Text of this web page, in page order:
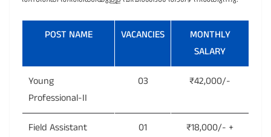
POST NAME VACANCIES
MONTHLY
SALARY
Young
Professional-II
03 ₹42,000/-
Field Assistant 01
₹18,000/- +